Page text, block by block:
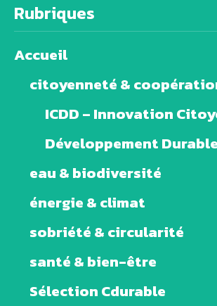
Rubriques
Accueil
citoyenneté &
ICDD – Innovation
Développement Durable
eau & biodiversité
énergie & climat
sobriété & circularité
santé & bien-être
Sélection Cdurable